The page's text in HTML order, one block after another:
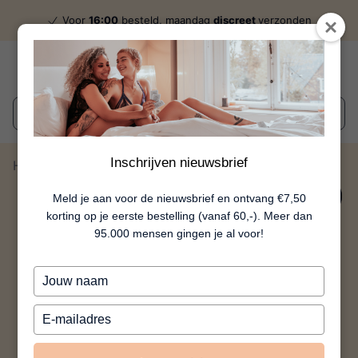
Inschrijven nieuwsbrief
Meld je aan voor de nieuwsbrief en ontvang €7,50
korting op je eerste bestelling (vanaf 60,-). Meer dan
95.000 mensen gingen je al voor!
Typ
je
naam
Typ
je
e-
Voor 16:00 besteld, maandag discreetverzonden
Wat zoek je?
Home
Divorced Giftset